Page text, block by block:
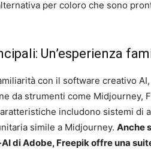
per coloro che sono
Un’esperienza
con il software creativo
da strumenti come Midjourney,
includono sistemi di
simile a Midjourney. Anche
di Adobe, Freepik offre una